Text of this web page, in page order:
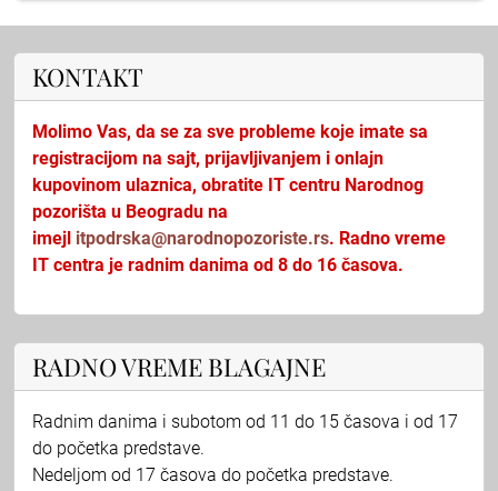
KONTAKT
Molimo Vas, da se za sve probleme koje imate sa
registracijom na sajt, prijavljivanjem i onlajn
kupovinom ulaznica, obratite IT centru Narodnog
pozorišta u Beogradu na
imejl itpodrska@narodnopozoriste.rs. Radno vreme
IT centra je radnim danima od 8 do 16 časova.
RADNO VREME BLAGAJNE
Radnim danima i subotom od 11 do 15 časova i od 17
do početka predstave.
Nedeljom od 17 časova do početka predstave.